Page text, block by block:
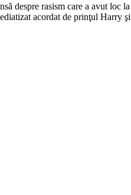
despre rasism care a avut
acordat de prinţul Harry